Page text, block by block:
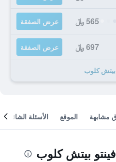
565 ﷼ عرض الصفقة
697 ﷼ عرض الصفقة
مشابهة الموقع الأسئلة الشائعة
بيتش كلوب